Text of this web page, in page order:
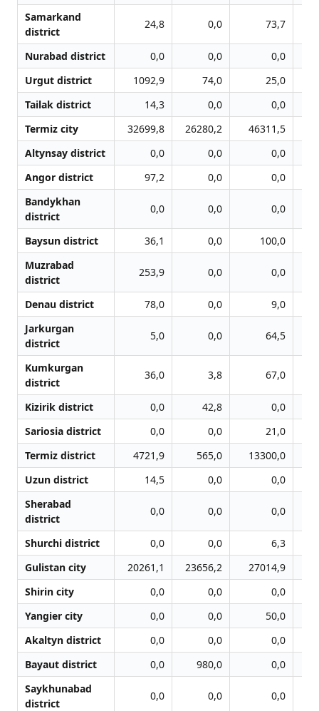
Samarkand
district
24,8 0,0 73,7
Nurabad district 0,0 0,0
0,0
Urgut district
1092,9 74,0
25,0
Tailak district
14,3 0,0 0,0
Termiz city
32699,8 26280,2 46311,5
Altynsay district
0,0 0,0
0,0
Angor district
97,2 0,0
0,0
Bandykhan
district
0,0 0,0 0,0
Baysun district 36,1 0,0
100,0
Muzrabad
district
253,9 0,0 0,0
Denau district 78,0 0,0
9,0
Jarkurgan
district
5,0 0,0 64,5
Kumkurgan
district
36,0 3,8 67,0
Kizirik district 0,0 42,8
0,0
Sariosia district
0,0 0,0
21,0
Termiz district
4721,9 565,0 13300,0
Uzun district
14,5 0,0
0,0
Sherabad
district
0,0 0,0 0,0
Shurchi district 0,0 0,0
6,3
Gulistan city
20261,1 23656,2 27014,9
Shirin city
0,0 0,0
0,0
Yangier city
0,0 0,0
50,0
Akaltyn district
0,0 0,0
0,0
Bayaut district
0,0 980,0
0,0
Saykhunabad
district
0,0 0,0 0,0